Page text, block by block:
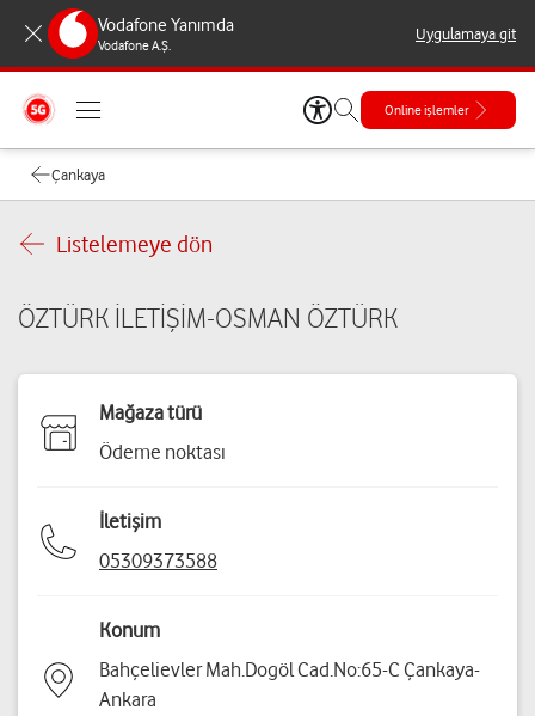
Vodafone Yanımda
Vodafone A.Ş.
Uygulamaya git
Online işlemler
Çankaya
Listelemeye dön
ÖZTÜRK İLETİŞİM-OSMAN ÖZTÜRK
Mağaza türü
Ödeme noktası
İletişim
05309373588
Konum
Bahçelievler Mah.Dogöl Cad.No:65-C Çankaya-
Ankara